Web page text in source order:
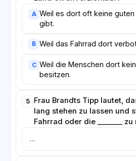
A Weil es dort oft keine
gibt.
B Weil das Fahrrad dort
C Weil die Menschen dort
besitzen.
5 Frau Brandts Tipp lautet,
lang stehen zu lassen und
Fahrrad oder die _______